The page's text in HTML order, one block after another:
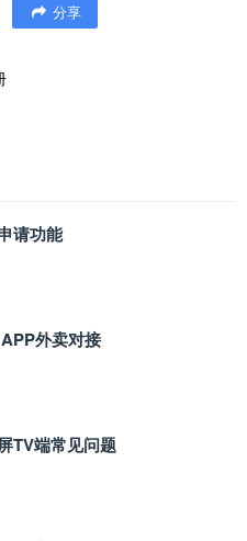
分享
请功能
外卖对接
TV端常见问题